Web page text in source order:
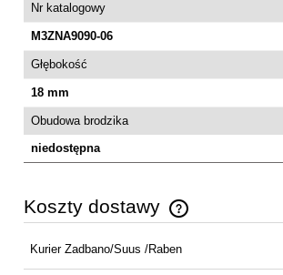
Nr katalogowy
M3ZNA9090-06
Głębokość
18 mm
Obudowa brodzika
niedostępna
Koszty dostawy
Cena nie zawiera ewentualnych kosztów
Kurier Zadbano/Suus /Raben